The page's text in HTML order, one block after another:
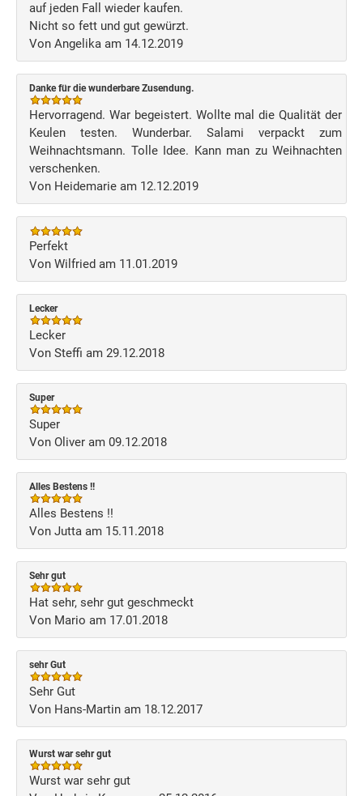
auf jeden Fall wieder kaufen.
Nicht so fett und gut gewürzt.
Von Angelika am 14.12.2019
Danke für die wunderbare Zusendung.
Hervorragend. War begeistert. Wollte mal die Qualität der
Keulen testen. Wunderbar. Salami verpackt zum
Weihnachtsmann. Tolle Idee. Kann man zu Weihnachten
verschenken.
Von Heidemarie am 12.12.2019
Perfekt
Von Wilfried am 11.01.2019
Lecker
Lecker
Von Steffi am 29.12.2018
Super
Super
Von Oliver am 09.12.2018
Alles Bestens !!
Alles Bestens !!
Von Jutta am 15.11.2018
Sehr gut
Hat sehr, sehr gut geschmeckt
Von Mario am 17.01.2018
sehr Gut
Sehr Gut
Von Hans-Martin am 18.12.2017
Wurst war sehr gut
Wurst war sehr gut